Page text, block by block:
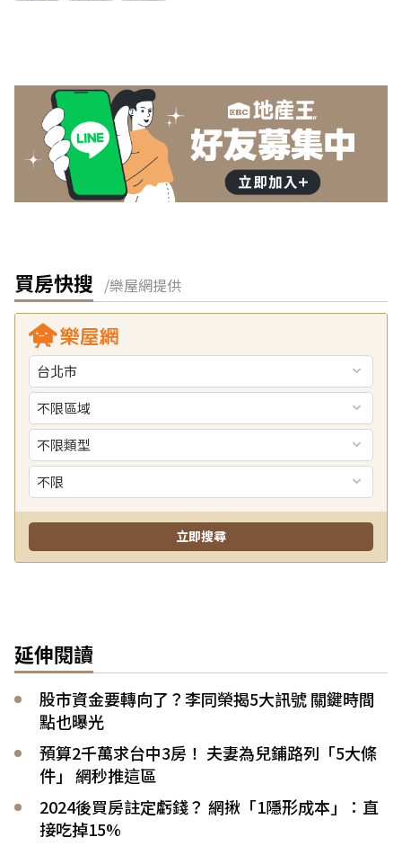
買房快搜 /樂屋網提供
延伸閱讀
股市資金要轉向了？李同榮揭5大訊號 關鍵時間
點也曝光
預算2千萬求台中3房！ 夫妻為兒鋪路列「5大條
件」 網秒推這區
2024後買房註定虧錢？ 網揪「1隱形成本」：直
接吃掉15%